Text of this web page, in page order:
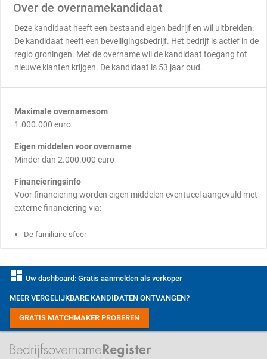
Over de overnamekandidaat
Deze kandidaat heeft een bestaand eigen bedrijf en wil uitbreiden.
De kandidaat heeft een beveiligingsbedrijf. Het bedrijf is actief in de
regio groningen. Met de overname wil de kandidaat toegang tot
nieuwe klanten krijgen. De kandidaat is 53 jaar oud.
Maximale overnamesom
1.000.000 euro
Eigen middelen voor overname
Minder dan 2.000.000 euro
Financieringsinfo
Voor financiering worden eigen middelen eventueel aangevuld met
externe financiering via:
De familiaire sfeer
dashboard Uw dashboard: Gratis aanmelden als verkoper
MEER VERGELIJKBARE KANDIDATEN ONTVANGEN?
GRATIS MATCHMAKER PROBEREN